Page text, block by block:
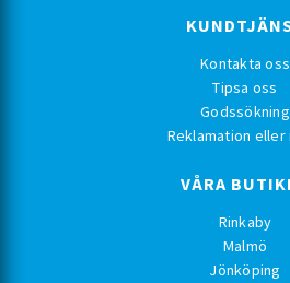
Kontakta oss
Tipsa oss
Godssökning
Reklamation
VÅRA
Rinkaby
Malmö
Jönköping